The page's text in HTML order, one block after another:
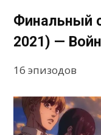
Финальный
2021) — Война
16 эпизодов